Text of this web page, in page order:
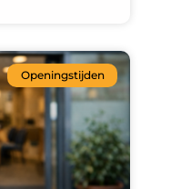
Openingstijden